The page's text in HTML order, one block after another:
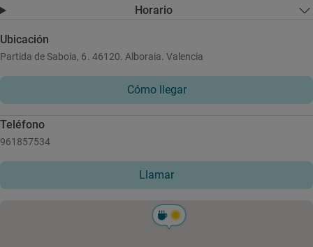
Horario
Ubicación
Partida de Saboia, 6. 46120. Alboraia. Valencia
Cómo llegar
Teléfono
961857534
Llamar